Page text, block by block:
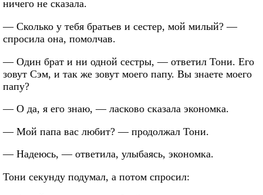
ничего не сказала.
— Сколько у тебя братьев и сестер, мой милый? —
спросила она, помолчав.
— Один брат и ни одной сестры, — ответил Тони. Его
зовут Сэм, и так же зовут моего папу. Вы знаете моего
папу?
— О да, я его знаю, — ласково сказала экономка.
— Мой папа вас любит? — продолжал Тони.
— Надеюсь, — ответила, улыбаясь, экономка.
Тони секунду подумал, а потом спросил: